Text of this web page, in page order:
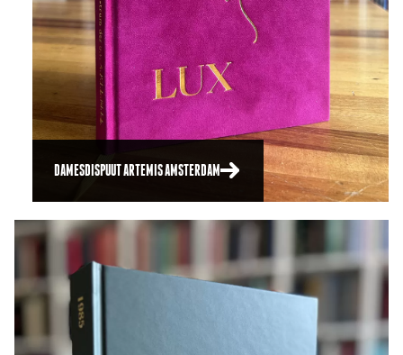
DAMESDISPUUT ARTEMIS AMSTERDAM